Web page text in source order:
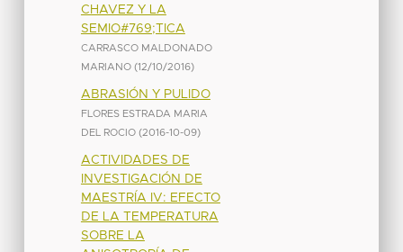
CHAVEZ Y LA
SEMIO#769;TICA
CARRASCO MALDONADO
MARIANO (12/10/2016)
ABRASIÓN Y PULIDO
FLORES ESTRADA MARIA
DEL ROCIO (2016-10-09)
ACTIVIDADES DE
INVESTIGACIÓN DE
MAESTRÍA IV: EFECTO
DE LA TEMPERATURA
SOBRE LA